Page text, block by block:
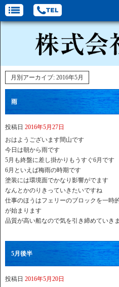
月別アーカイブ: 2016年5月
雨
投稿日 2016年5月27日
おはようございます間山です
今日は朝から雨です
5月も終盤に差し掛かりもうすぐ6月です
6月といえば梅雨の時期です
塗装には環境面でかなり影響がでます
なんとかのりきっていきたいですね
仕事のほうはフェリーのブロックを一時
が始まります
品質が高い船なので気を引き締めていき
5月後半
投稿日 2016年5月20日